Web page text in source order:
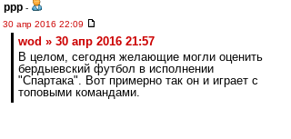
ppp -
30 апр 2016 22:09
wod » 30 апр 2016 21:57
В целом, сегодня желающие могли оценить
бердыевский футбол в исполнении
"Спартака". Вот примерно так он и играет с
топовыми командами.